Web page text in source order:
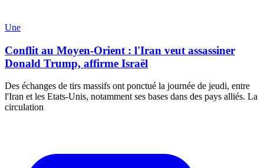
Une
Conflit au Moyen-Orient : l'Iran veut assassiner
Donald Trump, affirme Israël
Des échanges de tirs massifs ont ponctué la journée de jeudi, entre
l'Iran et les Etats-Unis, notamment ses bases dans des pays alliés. La
circulation